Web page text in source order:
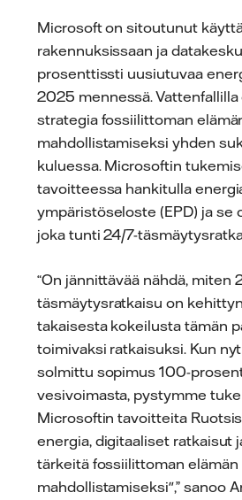
Microsoft on sitoutunut
rakennuksissaan ja
prosenttissti uusiutuvaa
2025 mennessä. Vattenfallilla
strategia fossiilittoman
mahdollistamiseksi yhden
kuluessa. Microsoftin
tavoitteessa hankitulla
ympäristöseloste (EPD) ja se
joka tunti 24/7-
“On jännittävää nähdä, miten
täsmäytysratkaisu on
takaisesta kokeilusta tämän
toimivaksi ratkaisuksi. Kun
solmittu sopimus 100-
vesivoimasta, pystymme
Microsoftin tavoitteita
energia, digitaaliset ratkaisut
tärkeitä fossiilittoman elämän
mahdollistamiseksi",” sanoo